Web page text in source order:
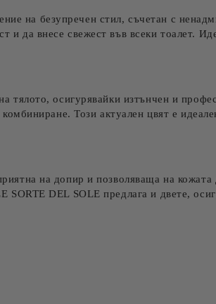
на безупречен стил, съчетан с
да внесе свежест във всеки тоалет.
тялото, осигурявайки изтънчен и
комбиниране. Тозиактуален цвят е
на допир и позволяваща на
SORTE DEL SOLE предлага и двете,